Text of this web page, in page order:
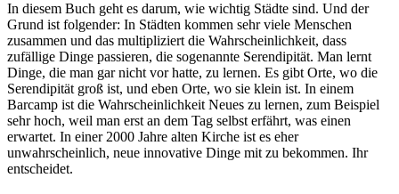
In diesem Buch geht es darum, wie wichtig Städte sind. Und der
Grund ist folgender: In Städten kommen sehr viele Menschen
zusammen und das multipliziert die Wahrscheinlichkeit, dass
zufällige Dinge passieren, die sogenannte Serendipität. Man lernt
Dinge, die man gar nicht vor hatte, zu lernen. Es gibt Orte, wo die
Serendipität groß ist, und eben Orte, wo sie klein ist. In einem
Barcamp ist die Wahrscheinlichkeit Neues zu lernen, zum Beispiel
sehr hoch, weil man erst an dem Tag selbst erfährt, was einen
erwartet. In einer 2000 Jahre alten Kirche ist es eher
unwahrscheinlich, neue innovative Dinge mit zu bekommen. Ihr
entscheidet.